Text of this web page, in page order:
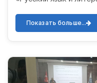
университета,
Показать больше...